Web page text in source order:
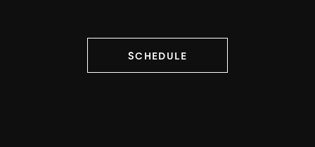
SCHEDULE